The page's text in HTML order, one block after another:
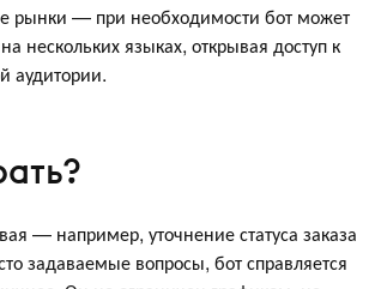
рынки — при необходимости бот может
нескольких языках, открывая доступ к
аудитории.
— например, уточнение статуса заказа
задаваемые вопросы, бот справляется